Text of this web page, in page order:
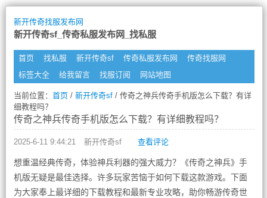
新开传奇找服发布网
新开传奇sf_传奇私服发布网_找私服
首页 找私服 新开传奇sf 传奇私服发布网
传奇找服网
标签大全
给我留言 找服订阅 网站地图
当前位置： 首页/ 新开传奇sf/ 传奇之神兵传奇手机版怎么下载？有详
细教程吗？
传奇之神兵传奇手机版怎么下载？有详细教程吗？
2025-6-11 9:44:21 新开传奇sf 查看评论
想重温经典传奇，体验神兵利器的强大威力？《传奇之神兵》手
机版无疑是最佳选择。许多玩家苦恼于如何下载这款游戏。下面
为大家奉上最详细的下载教程和最新专业攻略，助你畅游传奇世